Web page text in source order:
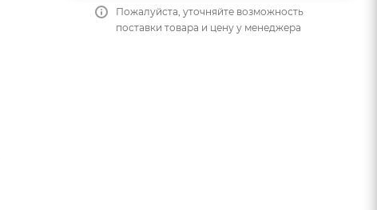
Пожалуйста, уточняйте возможность
поставки товара и цену у менеджера